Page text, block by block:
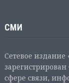
СМИ
Сетевое издание
сфере связи,